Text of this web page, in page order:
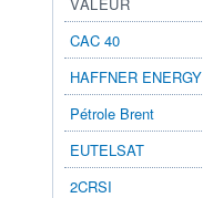
CAC 40
HAFFNER ENERGY
Pétrole Brent
EUTELSAT
2CRSI